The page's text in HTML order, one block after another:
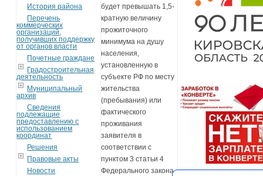
История района
Перечень
коммерческих
организаций,
получивших поддержку
от органов власти
Почетные граждане
Градостроительная
деятельность
Муниципальный
архив
Сведения
подлежащие
предоставлению с
использованием
координат
Решения
Правовые акты
Новости
будет превышать 1,5-
кратную величину
прожиточного
минимума на душу
населения,
установленную в
субъекте РФ по месту
жительства
(пребывания) или
фактического
проживания
заявителя в
соответствии с
пунктом 3 статьи 4
Федерального закона